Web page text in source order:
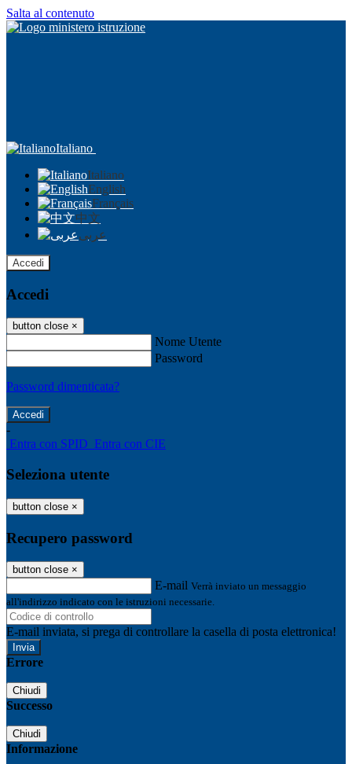
Salta al contenuto
Italiano
Italiano
English
Français
中文
عربى
Accedi
Accedi
button close ×
Nome Utente
Password
Password dimenticata?
-
Entra con SPID Entra con CIE
Seleziona utente
button close ×
Recupero password
button close ×
E-mail Verrà inviato un messaggio
all'indirizzo indicato con le istruzioni necessarie.
E-mail inviata, si prega di controllare la casella di posta elettronica!
Errore
Chiudi
Successo
Chiudi
Informazione